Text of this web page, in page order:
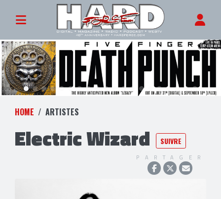
HOME ARTISTES
Electric Wizard SUIVRE
PARTAGER